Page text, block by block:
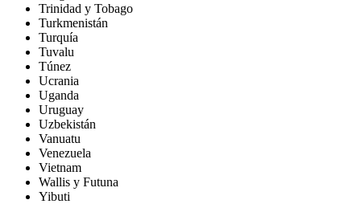
Trinidad y Tobago
Turkmenistán
Turquía
Tuvalu
Túnez
Ucrania
Uganda
Uruguay
Uzbekistán
Vanuatu
Venezuela
Vietnam
Wallis y Futuna
Yibuti